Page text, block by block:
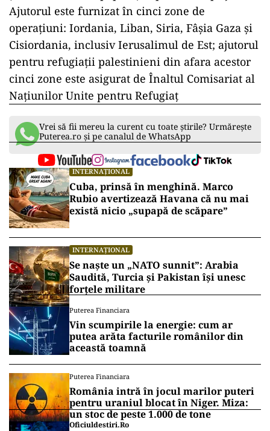
Ajutorul este furnizat în cinci zone de
operațiuni: Iordania, Liban, Siria, Fâșia Gaza și
Cisiordania, inclusiv Ierusalimul de Est; ajutorul
pentru refugiații palestinieni din afara acestor
cinci zone este asigurat de Înaltul Comisariat al
Națiunilor Unite pentru Refugiaț
Vrei să fii mereu la curent cu toate știrile? Urmărește
Puterea.ro și pe canalul de WhatsApp
INTERNAȚIONAL
Cuba, prinsă în menghină. Marco
Rubio avertizează Havana că nu mai
există nicio „supapă de scăpare”
INTERNAȚIONAL
Se naște un „NATO sunnit”: Arabia
Saudită, Turcia și Pakistan își unesc
forțele militare
Puterea Financiara
Vin scumpirile la energie: cum ar
putea arăta facturile românilor din
această toamnă
Puterea Financiara
România intră în jocul marilor puteri
pentru uraniul blocat în Niger. Miza:
un stoc de peste 1.000 de tone
Oficiuldestiri.ro